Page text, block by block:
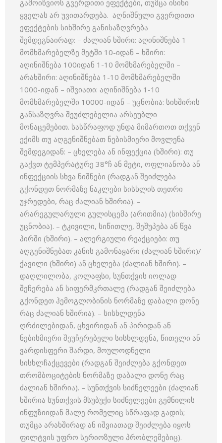
გამოიწვიოს გვერდითი ეფექტები, თუმცა ისინი
ყველას არ უვითარდება. აღნიშნული გვერდითი
ეფექტების სიხშირე განისაზღვრება
შემდეგნაირად: – ძალიან ხშირი: აღინიშნება 1
მომხმარებელზე მეტში 10-იდან – ხშირი:
აღინიშნება 100იდან 1-10 მომხმარებელში –
არახშირი: აღინიშნება 1-10 მომხმარებელში
1000-იდან – იშვიათი: აღინიშნება 1-10
მომხმარებელში 10000-იდან – უცნობია: სიხშირის
განსაზღვრა შეუძლებელია არსეუბლი
მონაცემებით. სასწრაფოდ უნდა მიმართოთ თქვენ
ექიმს თუ აღგენიშნებათ ნებისმიერი მოვლენა
შემდეგიდან: – ცხელება ან ინფექცია (ხშირი): თუ
გაქვთ ტემპერატურე 38°ჩ ან მეტი, ოფლიანობა ან
ინფექციის სხვა ნიშნები (რადგან შეიძლება
გქონდეთ ნორმაზე ნაკლები სისხლის თეთრი
უჯრედები, რაც ძალიან ხშირია). –
არარეგულარული გულისცემა (არითმია) (სიხშირე
უცნობია). – ტკივილი, სიწითლე, შეშუპება ან წვა
პირში (ხშირი). – ალერგიული რეაქციები: თუ
აღგენიშნებათ კანის გამონაყარი (ძალიან ხშირი)/
ქავილი (ხშირი) ან ცხელება (ძალიან ხშირი). –
დაღლილობა, კოლაფსი, სუნთქვის იოლად
შეჩერება ან სიფერმკრთალე (რადგან შეიძლება
გქონდეთ ჰემოგლობინის ნორმაზე დაბალი დონე
რაც ძალიან ხშირია). – სისხლდენა
ღრძილებიდან, ცხვირიდან ან პირიდან ან
ნებისმიერი შეუჩერებელი სისხლდენა, წითელი ან
ვარდისფერი შარდი, მოულოდნელი
სისხლჩაქცევები (რადგან შეიძლება გქონდეთ
თრომბოციტების ნორმაზე დაბალი დონე რაც
ძალიან ხშირია). – სუნთქვის სიძნელეები (ძალიან
ხშირია სუნთქვის მსუბუქი სიძნელეები გემნილის
ინფუზიიდან მალე რომელიც სწრაფად გადის;
თუმცა არახშირად ან იშვიათად შეიძლება იყოს
ფილტვის უფრო სერიოზული პრობლემებიც).